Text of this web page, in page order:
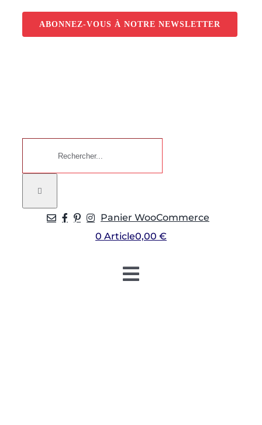
contenu
ABONNEZ-VOUS À NOTRE NEWSLETTER
Panier WooCommerce
0 Article0,00 €
Toggle